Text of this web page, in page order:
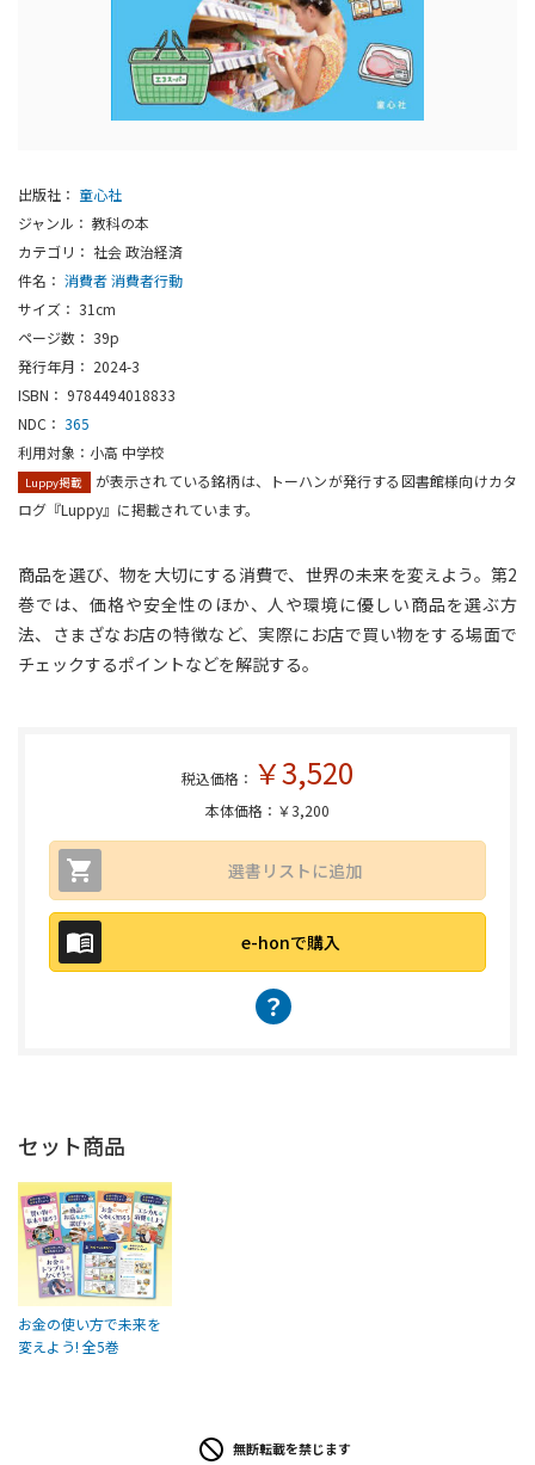
出版社： 童心社
ジャンル： 教科の本
カテゴリ： 社会 政治経済
件名： 消費者消費者行動
サイズ： 31cm
ページ数： 39p
発行年月： 2024-3
ISBN： 9784494018833
NDC： 365
利用対象：小高 中学校
Luppy掲載
が表示されている銘柄は、トーハンが発行する図書館様向けカタ
ログ『Luppy』に掲載されています。
税込価格： ￥3,520
本体価格：￥3,200
選書リストに追加
e-honで購入
？
商品を選び、物を大切にする消費で、世界の未来を変えよう。第2
巻では、価格や安全性のほか、人や環境に優しい商品を選ぶ方
法、さまざなお店の特徴など、実際にお店で買い物をする場面で
チェックするポイントなどを解説する。
セット商品
お金の使い方で未来を
変えよう! 全5巻
無断転載を禁じます